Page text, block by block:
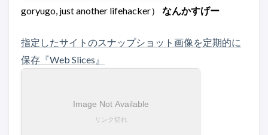
goryugo, just another lifehacker） なんかすげー
指定したサイトのスナップショット画像を定期的に
保存『Web Slices』